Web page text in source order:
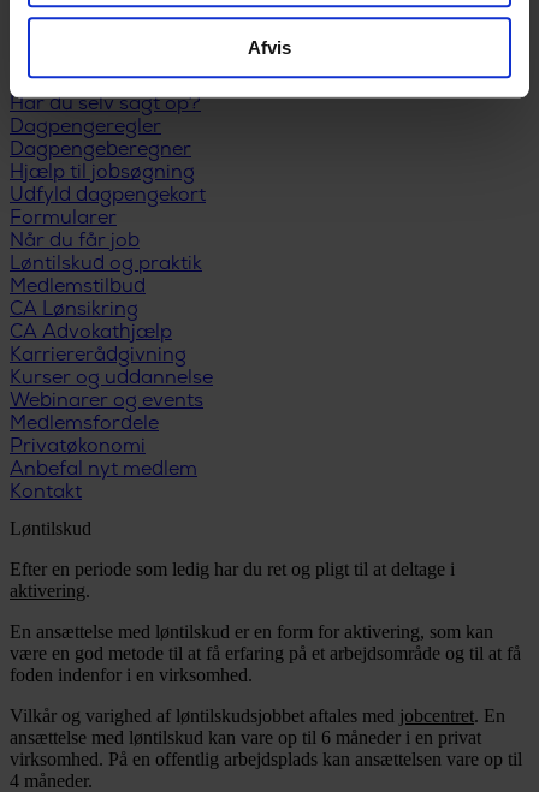
Afvis
Ansættelsesforhold
Er du blevet opsagt?
Har du selv sagt op?
Dagpengeregler
Dagpengeberegner
Hjælp til jobsøgning
Udfyld dagpengekort
Formularer
Når du får job
Løntilskud og praktik
Medlemstilbud
CA Lønsikring
CA Advokathjælp
Karriererådgivning
Kurser og uddannelse
Webinarer og events
Medlemsfordele
Privatøkonomi
Anbefal nyt medlem
Kontakt
Løntilskud
Efter en periode som ledig har du ret og pligt til at deltage i
aktivering.
En ansættelse med løntilskud er en form for aktivering, som kan
være en god metode til at få erfaring på et arbejdsområde og til at få
foden indenfor i en virksomhed.
Vilkår og varighed af løntilskudsjobbet aftales med jobcentret. En
ansættelse med løntilskud kan vare op til 6 måneder i en privat
virksomhed. På en offentlig arbejdsplads kan ansættelsen vare op til
4 måneder.